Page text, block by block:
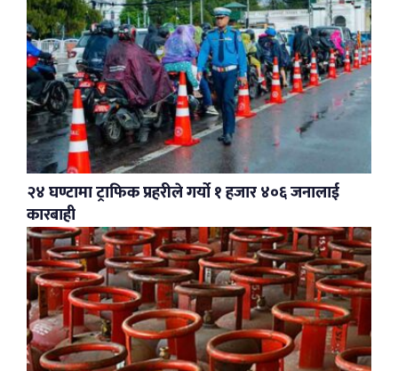
२४ घण्टामा ट्राफिक प्रहरीले गर्यो १ हजार ४०६ जनालाई
कारबाही